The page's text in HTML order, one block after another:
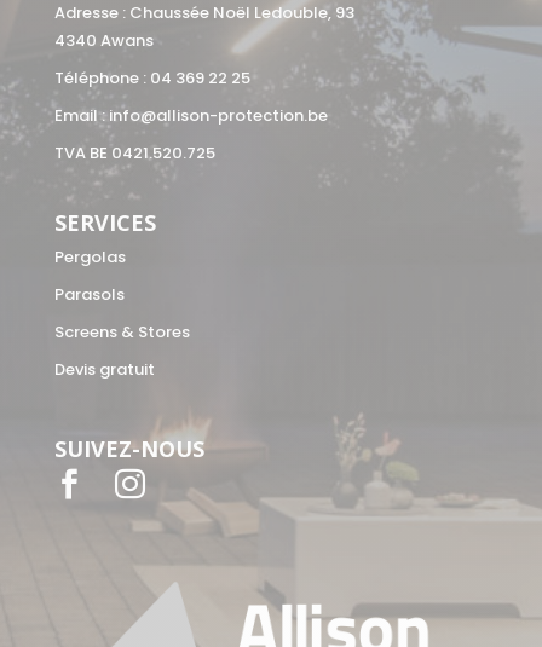
Adresse : Chaussée Noël Ledouble, 93
4340 Awans
Téléphone : 04 369 22 25
Email : info@allison-protection.be
TVA BE 0421.520.725
SERVICES
Pergolas
Parasols
Screens & Stores
Devis gratuit
SUIVEZ-NOUS
 